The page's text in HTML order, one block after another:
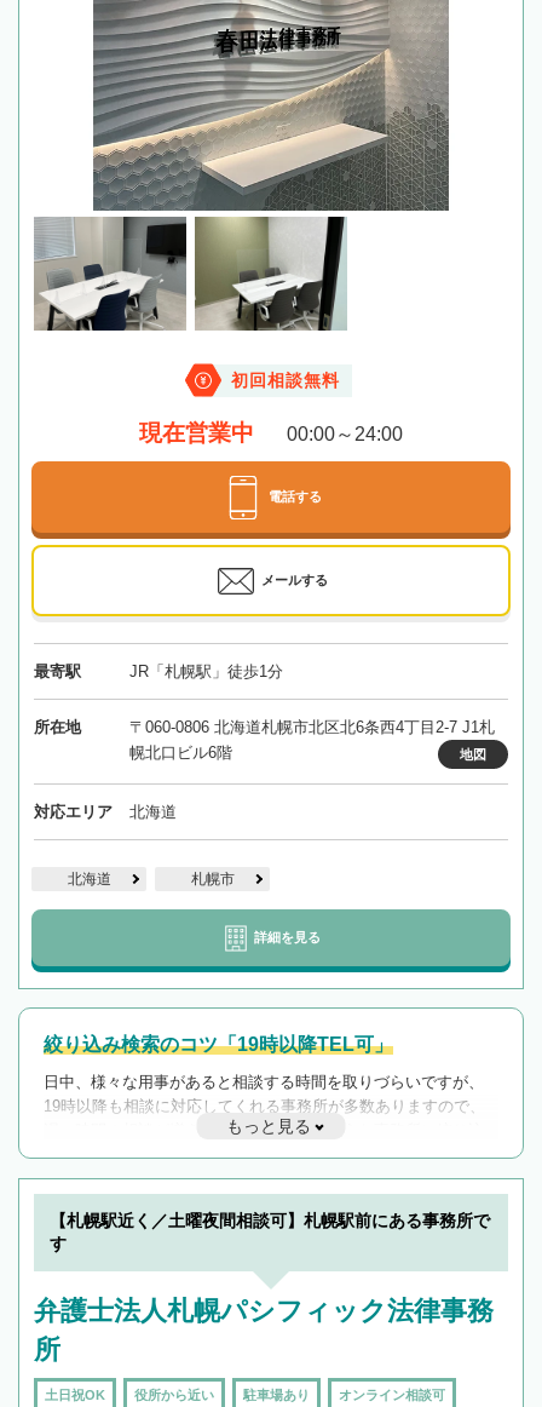
初回相談無料
現在営業中 00:00～24:00
電話する
メールする
最寄駅 JR「札幌駅」徒歩1分
所在地
〒060-0806 北海道札幌市北区北6条西4丁目2-7 J1札
幌北口ビル6階
地図
対応エリア 北海道
北海道 札幌市
詳細を見る
絞り込み検索のコツ「19時以降TEL可」
日中、様々な用事があると相談する時間を取りづらいですが、
19時以降も相談に対応してくれる事務所が多数ありますので、
遅い時間の相談が増えそうな場合はそのような事務所に絞り込
んで検索してみましょう。
19時以降TEL可の条件
を加えて再検索
もっと見る
【札幌駅近く／土曜夜間相談可】札幌駅前にある事務所で
す
弁護士法人札幌パシフィック法律事務
所
土日祝OK 役所から近い 駐車場あり オンライン相談可